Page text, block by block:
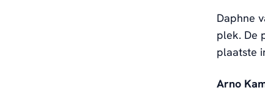
Daphne
plek. De
plaatste
Arno